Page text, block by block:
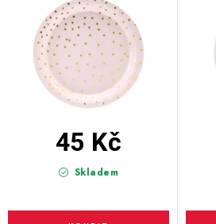
DORTOVÉ SVÍČKY A OZDOBY
DÁRKOVÉ TAŠKY A SÁČKY
DÁRKY
HELIUM NA BALÓNKY
Skladem
45 Kč